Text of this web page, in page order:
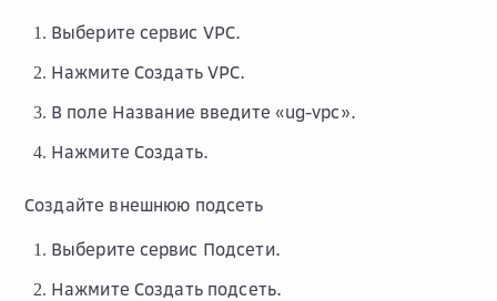
Выберите сервис VPC.
Нажмите Создать VPC.
В поле Название введите «ug-vpc».
Нажмите Создать.
Создайте внешнюю подсеть
Выберите сервис Подсети.
Нажмите Создать подсеть.